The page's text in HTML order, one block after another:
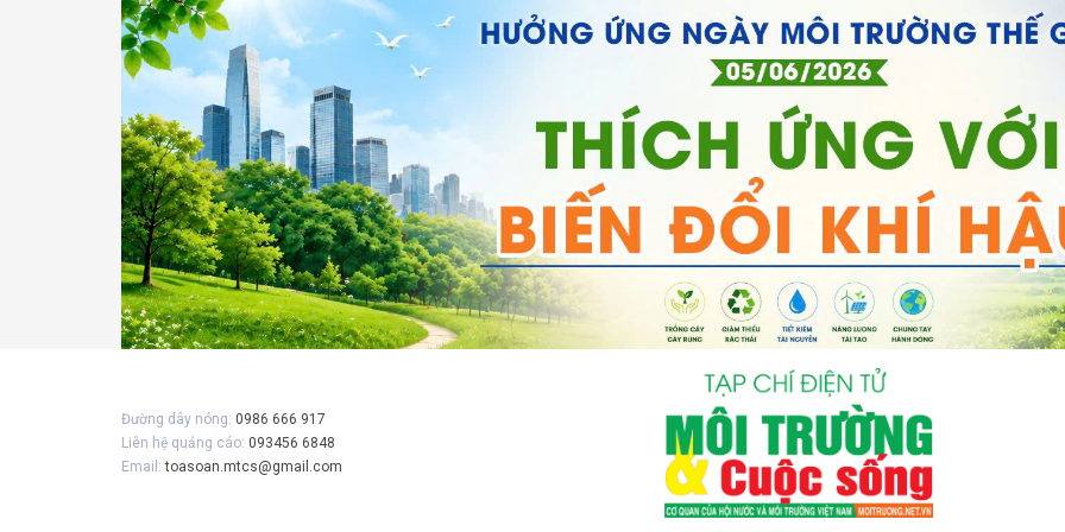
Đường dây nóng: 0986 666 917
Liên hệ quảng cáo: 093456 6848
Email:toasoan.mtcs@gmail.com
Gửi bình luận